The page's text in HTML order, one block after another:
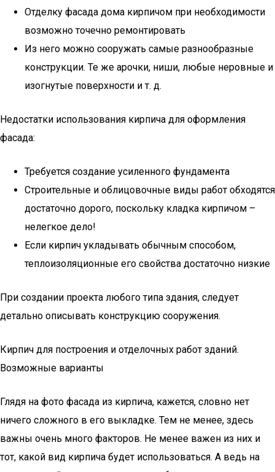
Отделку фасада дома кирпичом при необходимости
возможно точечно ремонтировать
Из него можно сооружать самые разнообразные
конструкции. Те же арочки, ниши, любые неровные и
изогнутые поверхности и т. д.
Недостатки использования кирпича для оформления
фасада:
Требуется создание усиленного фундамента
Строительные и облицовочные виды работ обходятся
достаточно дорого, поскольку кладка кирпичом –
нелегкое дело!
Если кирпич укладывать обычным способом,
теплоизоляционные его свойства достаточно низкие
При создании проекта любого типа здания, следует
детально описывать конструкцию сооружения.
Кирпич для построения и отделочных работ зданий.
Возможные варианты
Глядя на фото фасада из кирпича, кажется, словно нет
ничего сложного в его выкладке. Тем не менее, здесь
важны очень много факторов. Не менее важен из них и
тот, какой вид кирпича будет использоваться. А ведь на